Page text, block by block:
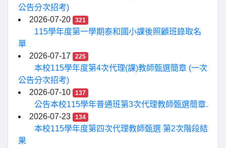
公告分次招考)
2026-07-20
321
115學年度第一學期泰和國小課後照顧班錄取名
單
2026-07-17
225
本校115學年度第4次代理(課)教師甄選簡章 (一次
公告分次招考)
2026-07-10
137
公告本校115學年普通班第3次代理教師甄選簡章.
2026-07-23
134
本校115學年度第四次代理教師甄選 第2次階段結
果